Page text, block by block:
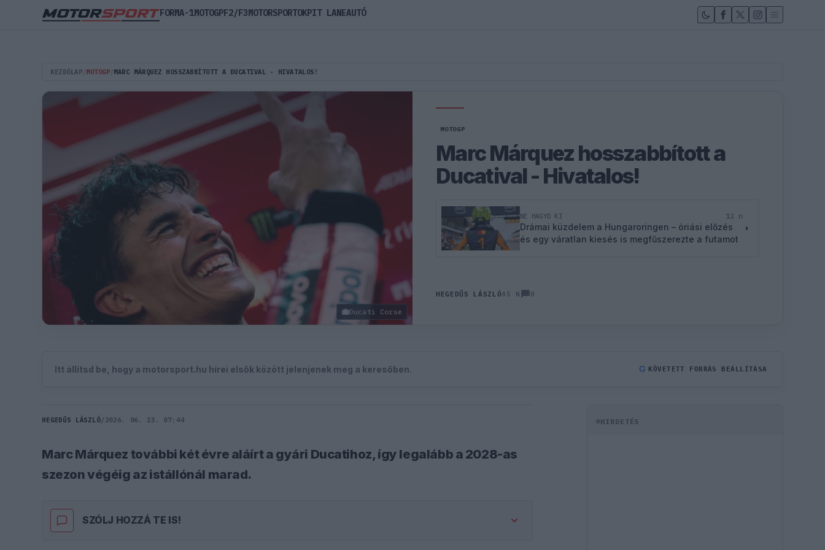
KEZDŐLAP MOTOGP MARC MÁRQUEZ HOSSZABBÍTOTT A DUCATIVAL - HIVATALOS!
Ducati Corse
MOTOGP
Marc Márquez hosszabbított a
Ducatival - Hivatalos!
NE HAGYD KI 12 n
Drámai küzdelem a Hungaroringen – óriási előzés
és egy váratlan kiesés is megfűszerezte a futamot
HEGEDŰS LÁSZLÓ45 N 0
Itt állítsd be, hogy a motorsport.hu hírei elsők között jelenjenek meg a keresőben. G KÖVETETT FORRÁS BEÁLLÍTÁSA
HEGEDŰS LÁSZLÓ/ 2026. 06. 23. 07:44
Marc Márquez további két évre aláírt a gyári Ducatihoz, így legalább a 2028-as
szezon végéig az istállónál marad.
SZÓLJ HOZZÁ TE IS!
HIRDETÉS
FORMA-1MOTOGPF2/F3MOTORSPORTOKPIT LANEAUTÓ